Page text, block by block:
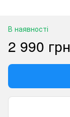
В наявності
2 990 грн